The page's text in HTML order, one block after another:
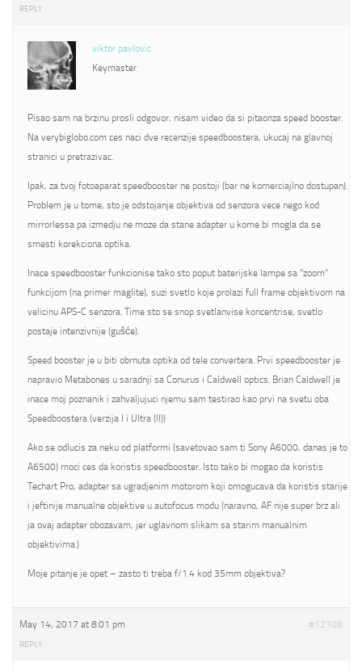
REPLY
viktor pavlovic
Keymaster
Pisao sam na brzinu prosli odgovor, nisam video da si pitaonza speed booster.
Na verybiglobo.com ces naci dve recenzije speedboostera, ukucaj na glavnoj
stranici u pretrazivac.
Ipak, za tvoj fotoaparat speedbooster ne postoji (bar ne komerciajlno dostupan).
Problem je u tome, sto je odstojanje objektiva od senzora vece nego kod
mirrorlessa pa izmedju ne moze da stane adapter u kome bi mogla da se
smesti korekciona optika.
Inace speedbooster funkcionise tako sto poput baterijske lampe sa “zoom”
funkcijom (na primer maglite), suzi svetlo koje prolazi full frame objektivom na
velicinu APS-C senzora. Time sto se snop svetlanvise koncentrise, svetlo
postaje intenzivnije (gušće).
Speed booster je u biti obrnuta optika od tele convertera. Prvi speedbooster je
napravio Metabones u saradnji sa Conurus i Caldwell optics. Brian Caldwell je
inace moj poznanik i zahvaljujuci njemu sam testirao kao prvi na svetu oba
Speedboostera (verzija I i Ultra (II))
Ako se odlucis za neku od platformi (savetovao sam ti Sony A6000, danas je to
A6500) moci ces da koristis speedbooster. Isto tako bi mogao da koristis
Techart Pro, adapter sa ugradjenim motorom koji omogucava da koristis starije
i jeftinije manualne objektive u autofocus modu (naravno, AF nije super brz ali
ja ovaj adapter obozavam, jer uglavnom slikam sa starim manualnim
objektivima.)
Moje pitanje je opet – zasto ti treba f/1.4 kod 35mm objektiva?
May 14, 2017 at 8:01 pm #12108
REPLY